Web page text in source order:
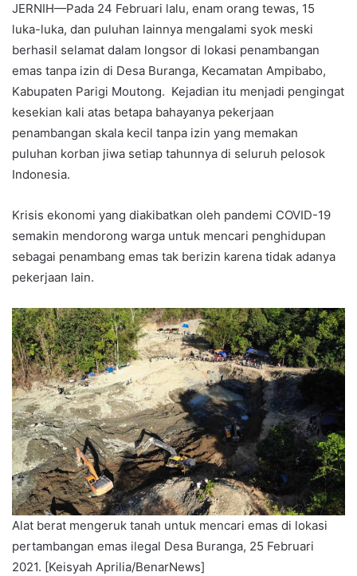
JERNIH—Pada 24 Februari lalu, enam orang tewas, 15
luka-luka, dan puluhan lainnya mengalami syok meski
berhasil selamat dalam longsor di lokasi penambangan
emas tanpa izin di Desa Buranga, Kecamatan Ampibabo,
Kabupaten Parigi Moutong. Kejadian itu menjadi pengingat
kesekian kali atas betapa bahayanya pekerjaan
penambangan skala kecil tanpa izin yang memakan
puluhan korban jiwa setiap tahunnya di seluruh pelosok
Indonesia.
Krisis ekonomi yang diakibatkan oleh pandemi COVID-19
semakin mendorong warga untuk mencari penghidupan
sebagai penambang emas tak berizin karena tidak adanya
pekerjaan lain.
Alat berat mengeruk tanah untuk mencari emas di lokasi
pertambangan emas ilegal Desa Buranga, 25 Februari
2021. [Keisyah Aprilia/BenarNews]